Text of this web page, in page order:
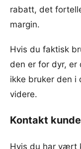
rabatt, det
margin.
Hvis du faktisk
den er for dyr, er
ikke bruker den i
videre.
Kontakt
Hvis du har vært